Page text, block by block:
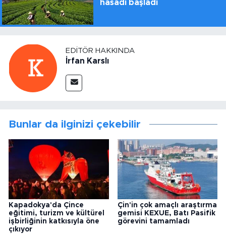
hasadı başladı
EDITÖR HAKKINDA
İrfan Karslı
Bunlar da ilginizi çekebilir
Kapadokya'da Çince
eğitimi, turizm ve kültürel
işbirliğinin katkısıyla öne
çıkıyor
Çin'in çok amaçlı araştırma
gemisi KEXUE, Batı Pasifik
görevini tamamladı